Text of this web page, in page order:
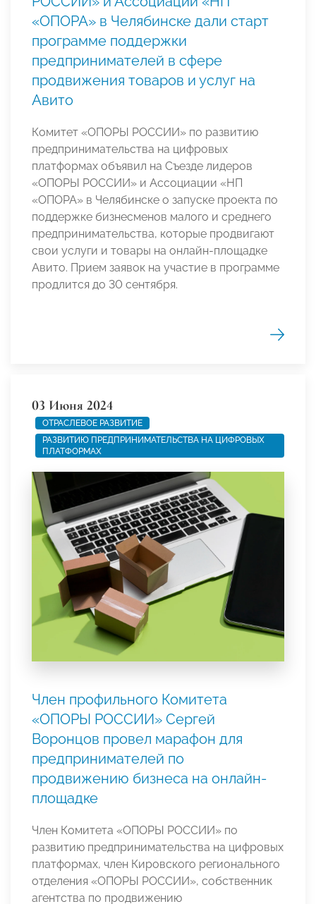
«ОПОРА» в Челябинске дали старт
программе поддержки
предпринимателей в сфере
продвижения товаров и услуг на
Авито
Комитет «ОПОРЫ РОССИИ» по развитию
предпринимательства на цифровых
платформах объявил на Съезде лидеров
«ОПОРЫ РОССИИ» и Ассоциации «НП
«ОПОРА» в Челябинске о запуске проекта по
поддержке бизнесменов малого и среднего
предпринимательства, которые продвигают
свои услуги и товары на онлайн-площадке
Авито. Прием заявок на участие в программе
продлится до 30 сентября.
03 Июня 2024
ОТРАСЛЕВОЕ РАЗВИТИЕ
РАЗВИТИЮ ПРЕДПРИНИМАТЕЛЬСТВА НА ЦИФРОВЫХ
ПЛАТФОРМАХ
Член профильного Комитета
«ОПОРЫ РОССИИ» Сергей
Воронцов провел марафон для
предпринимателей по
продвижению бизнеса на онлайн-
площадке
Член Комитета «ОПОРЫ РОССИИ» по
развитию предпринимательства на цифровых
платформах, член Кировского регионального
отделения «ОПОРЫ РОССИИ», собственник
агентства по продвижению